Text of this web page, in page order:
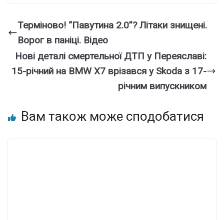
Теpміново! “Пaвутина 2.0”? Лiтаки знищені.
Воpог в пaніці. Відео
Нові деталі смертельної ДТП у Переяславі:
15-річний на BMW X7 врізався у Skoda з 17-
річним випускником
Вам також може сподобатися